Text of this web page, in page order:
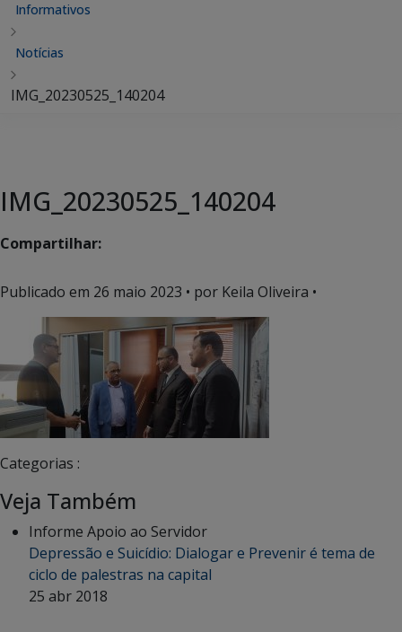
Informativos
Notícias
IMG_20230525_140204
IMG_20230525_140204
Compartilhar:
Publicado em 26 maio 2023 • por Keila Oliveira •
Categorias :
Veja Também
Informe Apoio ao Servidor
Depressão e Suicídio: Dialogar e Prevenir é tema de
ciclo de palestras na capital
25 abr 2018